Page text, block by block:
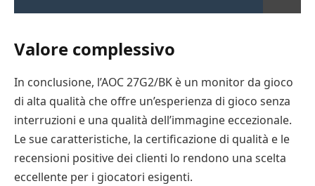
Valore complessivo
In conclusione, l’AOC 27G2/BK è un monitor da gioco
di alta qualità che offre un’esperienza di gioco senza
interruzioni e una qualità dell’immagine eccezionale.
Le sue caratteristiche, la certificazione di qualità e le
recensioni positive dei clienti lo rendono una scelta
eccellente per i giocatori esigenti.